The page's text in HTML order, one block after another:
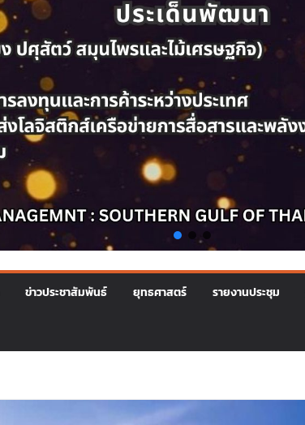
ข่าวประชาสัมพันธ์ ยุทธศาสตร์ รายงานประชุม